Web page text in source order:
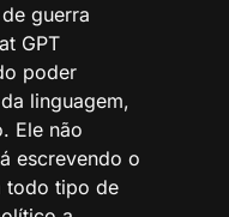
guerra
GPT
poder
linguagem,
Ele não
escrevendo o
todo tipo de